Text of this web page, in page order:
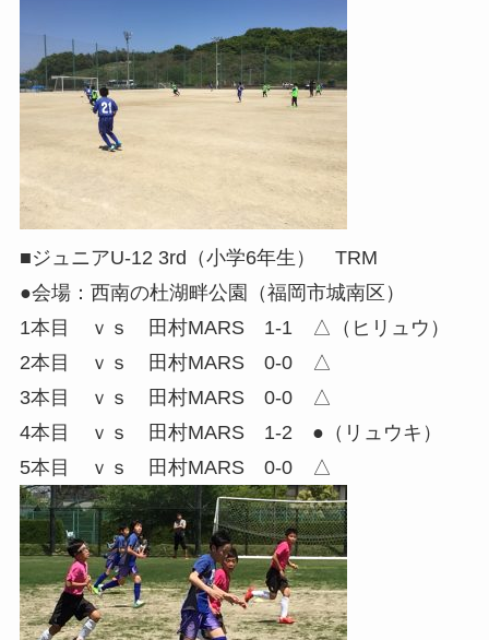
■ジュニアU-12 3rd（小学6年生） TRM
●会場：西南の杜湖畔公園（福岡市城南区）
1本目 ｖｓ 田村MARS 1-1 △（ヒリュウ）
2本目 ｖｓ 田村MARS 0-0 △
3本目 ｖｓ 田村MARS 0-0 △
4本目 ｖｓ 田村MARS 1-2 ●（リュウキ）
5本目 ｖｓ 田村MARS 0-0 △